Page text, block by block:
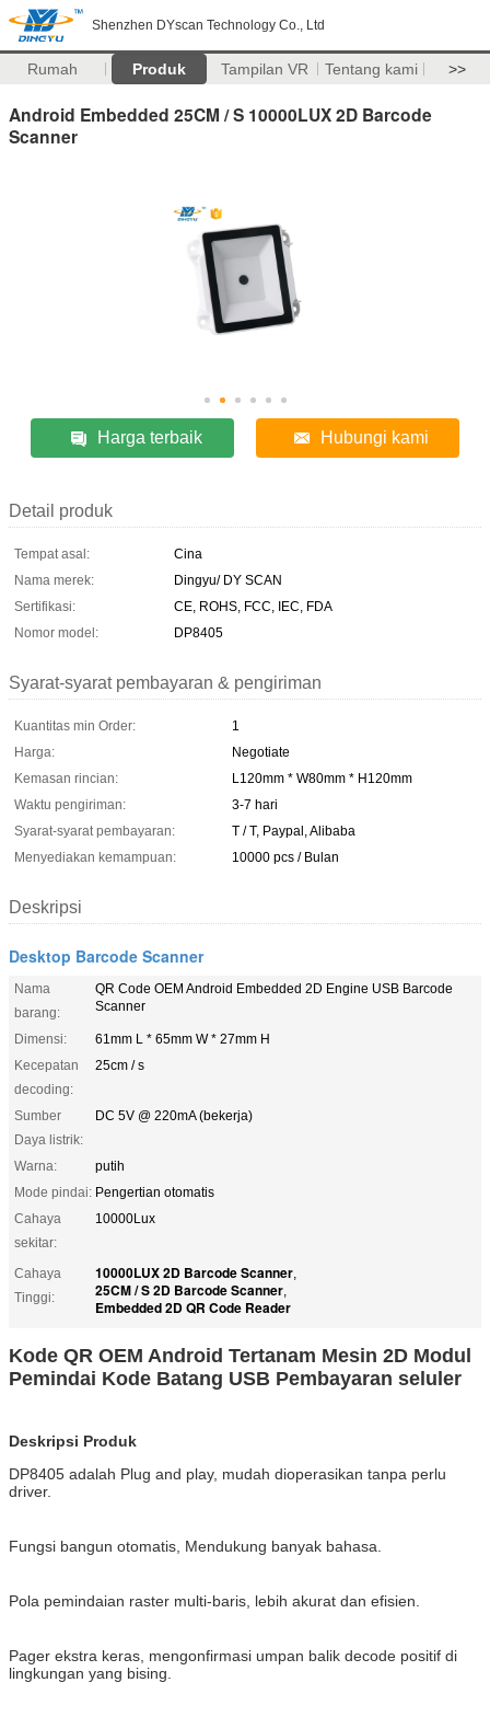
Shenzhen DYscan Technology Co., Ltd
Rumah Produk Tampilan VR Tentang kami >>
Android Embedded 25CM / S 10000LUX 2D Barcode
Scanner
Harga terbaik Hubungi kami
Detail produk
Tempat asal:
Cina
Nama merek:
Dingyu/ DY SCAN
Sertifikasi:
CE, ROHS, FCC, IEC, FDA
Nomor model:
DP8405
Syarat-syarat pembayaran & pengiriman
Kuantitas min Order:
1
Harga:
Negotiate
Kemasan rincian:
L120mm * W80mm * H120mm
Waktu pengiriman:
3-7 hari
Syarat-syarat pembayaran:
T / T, Paypal, Alibaba
Menyediakan kemampuan:
10000 pcs / Bulan
Deskripsi
Desktop Barcode Scanner
Nama
barang:
QR Code OEM Android Embedded 2D Engine USB Barcode
Scanner
Dimensi:
61mm L * 65mm W * 27mm H
Kecepatan
decoding:
25cm / s
Sumber
Daya listrik:
DC 5V @ 220mA (bekerja)
Warna:
putih
Mode pindai: Pengertian otomatis
Cahaya
sekitar:
10000Lux
Cahaya
Tinggi:
10000LUX 2D Barcode Scanner,
25CM / S 2D Barcode Scanner,
Embedded 2D QR Code Reader
Kode QR OEM Android Tertanam Mesin 2D Modul
Pemindai Kode Batang USB Pembayaran seluler
Deskripsi Produk
DP8405 adalah Plug and play, mudah dioperasikan tanpa perlu
driver.
Fungsi bangun otomatis, Mendukung banyak bahasa.
Pola pemindaian raster multi-baris, lebih akurat dan efisien.
Pager ekstra keras, mengonfirmasi umpan balik decode positif di
lingkungan yang bising.